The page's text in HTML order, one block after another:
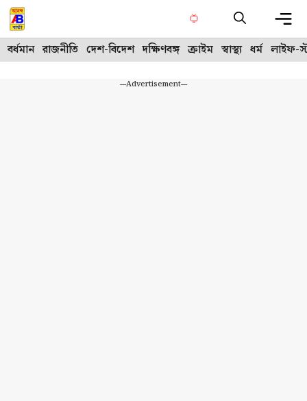
Skip
to
content
বর্ধমান রাজনীতি দেশ-বিদেশ দক্ষিণবঙ্গ ক্রাইম স্বাস্থ্য ধর্ম লাইফ-
---Advertisement---